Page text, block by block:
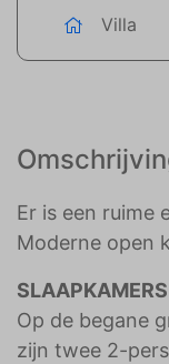
Villa
Er is een ruime
Moderne open
Op de begane
zijn twee 2-